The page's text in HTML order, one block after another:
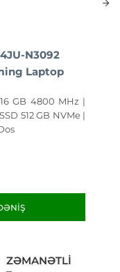
N3092
Laptop
GB 4800 MHz |
512 GB NVMe |
ZƏMANƏTLI